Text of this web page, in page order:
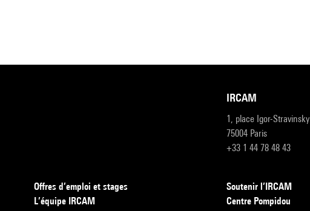
IRCAM
1, place Igor-Stravinsky
75004 Paris
+33 1 44 78 48 43
Offres d’emploi et stages
L’équipe IRCAM
Soutenir l’IRCAM
Centre Pompidou